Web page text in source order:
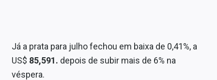
Já a prata para julho fechou em baixa de 0,41%, a
US$ 85,591. depois de subir mais de 6% na
véspera.